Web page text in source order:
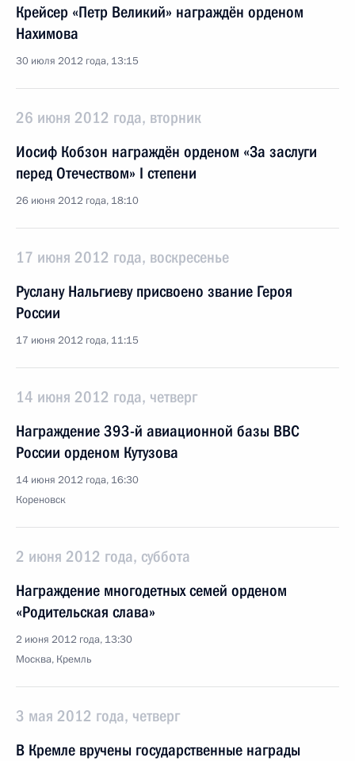
Крейсер «Петр Великий» награждён орденом
Нахимова
30 июля 2012 года, 13:15
26 июня 2012 года, вторник
Иосиф Кобзон награждён орденом «За заслуги
перед Отечеством» I степени
26 июня 2012 года, 18:10
17 июня 2012 года, воскресенье
Руслану Нальгиеву присвоено звание Героя
России
17 июня 2012 года, 11:15
14 июня 2012 года, четверг
Награждение 393-й авиационной базы ВВС
России орденом Кутузова
14 июня 2012 года, 16:30
Кореновск
2 июня 2012 года, суббота
Награждение многодетных семей орденом
«Родительская слава»
2 июня 2012 года, 13:30
Москва, Кремль
3 мая 2012 года, четверг
В Кремле вручены государственные награды